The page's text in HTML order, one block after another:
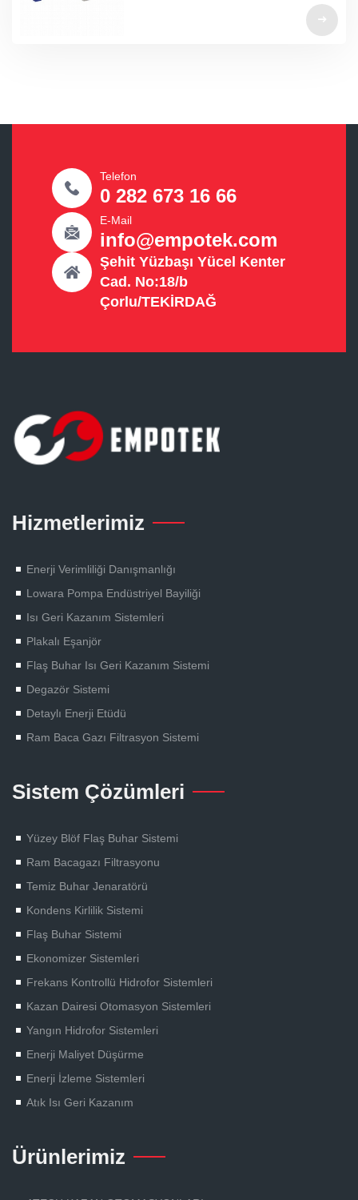
Telefon
0 282 673 16 66
E-Mail
info@empotek.com
Şehit Yüzbaşı Yücel Kenter
Cad. No:18/b
Çorlu/TEKİRDAĞ
Hizmetlerimiz
Enerji Verimliliği Danışmanlığı
Lowara Pompa Endüstriyel Bayiliği
Isı Geri Kazanım Sistemleri
Plakalı Eşanjör
Flaş Buhar Isı Geri Kazanım Sistemi
Degazör Sistemi
Detaylı Enerji Etüdü
Ram Baca Gazı Filtrasyon Sistemi
Sistem Çözümleri
Yüzey Blöf Flaş Buhar Sistemi
Ram Bacagazı Filtrasyonu
Temiz Buhar Jenaratörü
Kondens Kirlilik Sistemi
Flaş Buhar Sistemi
Ekonomizer Sistemleri
Frekans Kontrollü Hidrofor Sistemleri
Kazan Dairesi Otomasyon Sistemleri
Yangın Hidrofor Sistemleri
Enerji Maliyet Düşürme
Enerji İzleme Sistemleri
Atık Isı Geri Kazanım
Ürünlerimiz